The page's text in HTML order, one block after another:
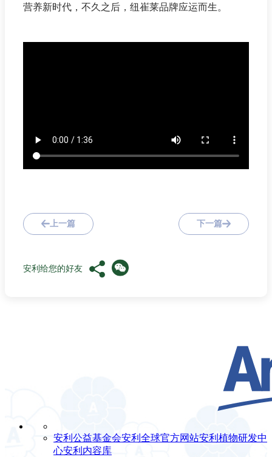
营养新时代，不久之后，纽崔莱品牌应运而生。
上一篇 下一篇
安利给您的好友
安利公益基金会安利全球官方网站安利植物研发中
心安利内容库